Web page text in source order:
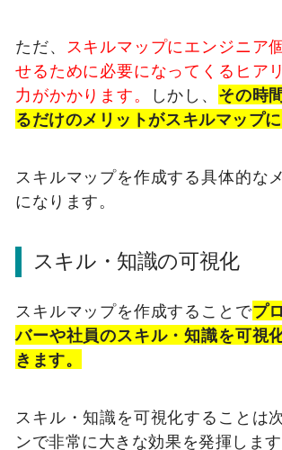
ただ、
スキルマップにエンジニア
せるために必要になってくるヒア
力がかかります。
しかし、 その時
るだけのメリットがスキルマップに
スキルマップを作成する具体的な
になります。
スキル・知識の可視化
スキルマップを作成することでプ
バーや社員のスキル・知識を可視
きます。
スキル・知識を可視化することは
ンで非常に大きな効果を発揮します